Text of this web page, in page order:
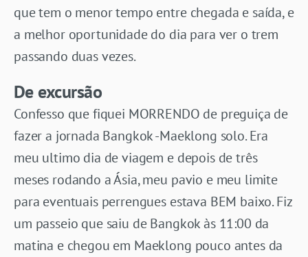
que tem o menor tempo entre chegada e saída, e
a melhor oportunidade do dia para ver o trem
passando duas vezes.
De excursão
Confesso que fiquei MORRENDO de preguiça de
fazer a jornada Bangkok -Maeklong solo. Era
meu ultimo dia de viagem e depois de três
meses rodando a Ásia, meu pavio e meu limite
para eventuais perrengues estava BEM baixo. Fiz
um passeio que saiu de Bangkok às 11:00 da
matina e chegou em Maeklong pouco antes da